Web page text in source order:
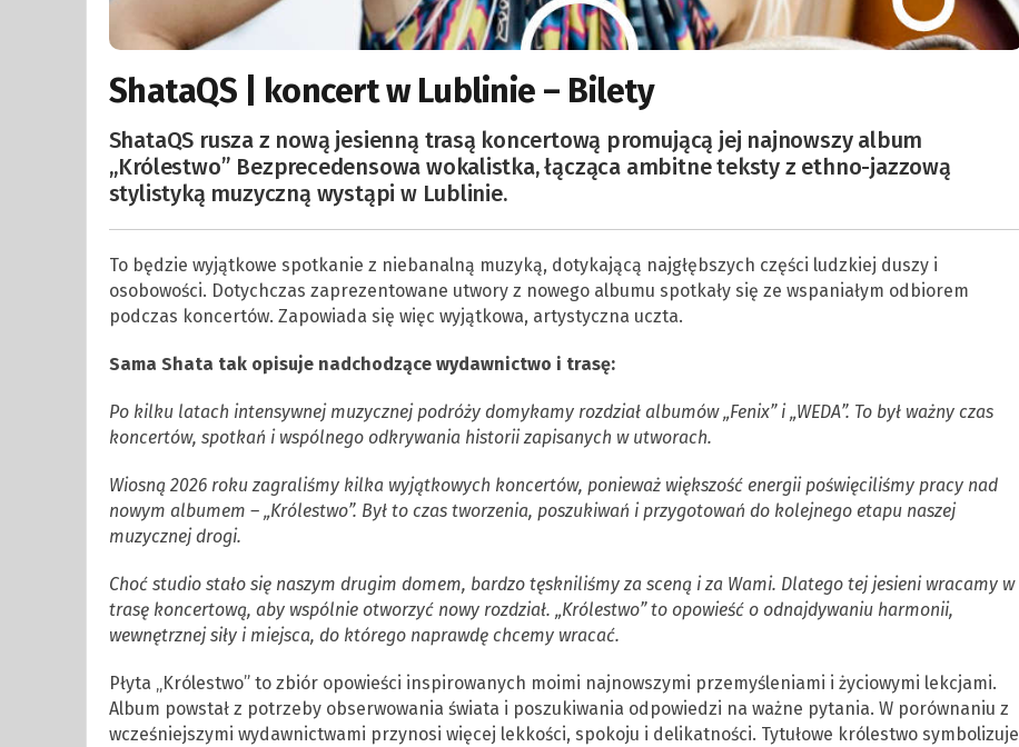
ShataQS | koncert w Lublinie – Bilety
ShataQS rusza z nową jesienną trasą koncertową promującą jej najnowszy album
„Królestwo” Bezprecedensowa wokalistka, łącząca ambitne teksty z ethno-jazzową
stylistyką muzyczną wystąpi w Lublinie.
To będzie wyjątkowe spotkanie z niebanalną muzyką, dotykającą najgłębszych części ludzkiej duszy i
osobowości. Dotychczas zaprezentowane utwory z nowego albumu spotkały się ze wspaniałym odbiorem
podczas koncertów. Zapowiada się więc wyjątkowa, artystyczna uczta.
Sama Shata tak opisuje nadchodzące wydawnictwo i trasę:
Po kilku latach intensywnej muzycznej podróży domykamy rozdział albumów „Fenix” i „WEDA”. To był ważny czas
koncertów, spotkań i wspólnego odkrywania historii zapisanych w utworach.
Wiosną 2026 roku zagraliśmy kilka wyjątkowych koncertów, ponieważ większość energii poświęciliśmy pracy nad
nowym albumem – „Królestwo”. Był to czas tworzenia, poszukiwań i przygotowań do kolejnego etapu naszej
muzycznej drogi.
Choć studio stało się naszym drugim domem, bardzo tęskniliśmy za sceną i za Wami. Dlatego tej jesieni wracamy w
trasę koncertową, aby wspólnie otworzyć nowy rozdział. „Królestwo” to opowieść o odnajdywaniu harmonii,
wewnętrznej siły i miejsca, do którego naprawdę chcemy wracać.
Płyta „Królestwo” to zbiór opowieści inspirowanych moimi najnowszymi przemyśleniami i życiowymi lekcjami.
Album powstał z potrzeby obserwowania świata i poszukiwania odpowiedzi na ważne pytania. W porównaniu z
wcześniejszymi wydawnictwami przynosi więcej lekkości, spokoju i delikatności. Tytułowe królestwo symbolizuje